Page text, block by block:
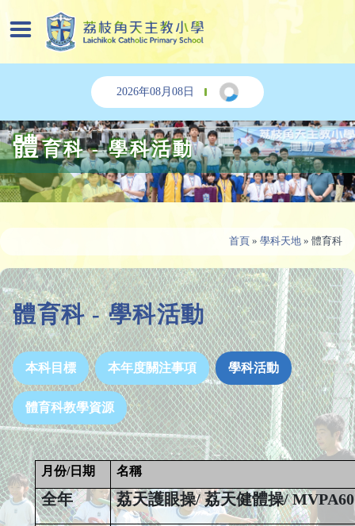
2026年08月08日
體育科 - 學科活動
首頁 » 學科天地 » 體育科
體育科 - 學科活動
本科目標 本年度關注事項 學科活動
體育科教學資源
月份/日期 名稱
全年 荔天護眼操/ 荔天健體操/